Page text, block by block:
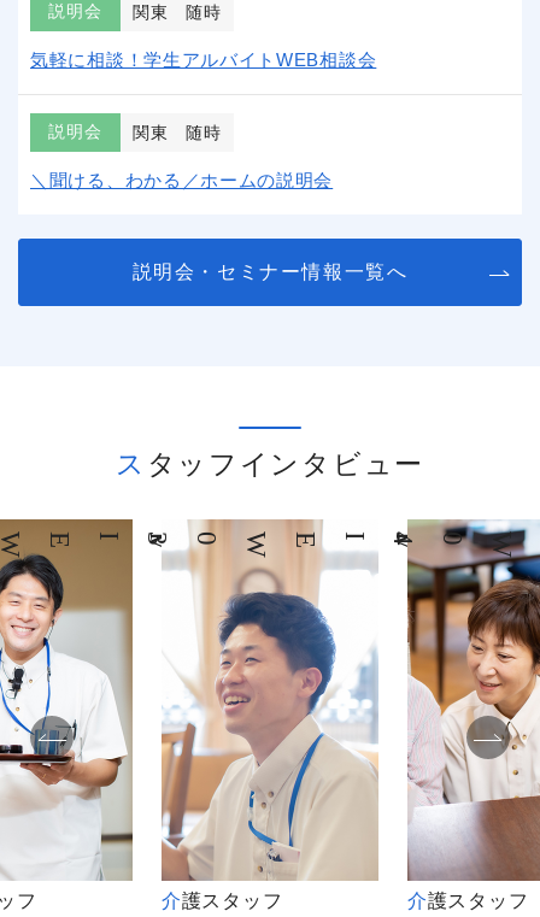
説明会 関東 随時
気軽に相談！学生アルバイトWEB相談会
説明会 関東 随時
＼聞ける、わかる／ホームの説明会
説明会・セミナー情報一覧へ
スタッフインタビュー
INTERVIEW INTERVIEW
フ
03
介護スタッフ
04
介護スタッフ